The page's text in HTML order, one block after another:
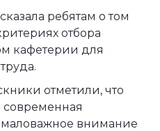
ребятам о том
отбора
кафетерии для
отметили, что
маловажное внимание